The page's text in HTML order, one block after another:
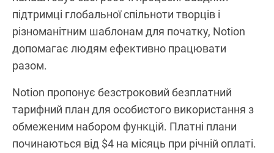
підтримці глобальної спільноти творців і
різноманітним шаблонам для початку, Notion
допомагає людям ефективно працювати
разом.
Notion пропонує безстроковий безплатний
тарифний план для особистого використання з
обмеженим набором функцій. Платні плани
починаються від $4 на місяць при річній оплаті.